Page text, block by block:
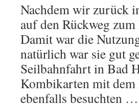
Nachdem wir zurück
auf den Rückweg
Damit war die
natürlich war sie gut
Seilbahnfahrt in Bad
Kombikarten mit
ebenfalls besuchten